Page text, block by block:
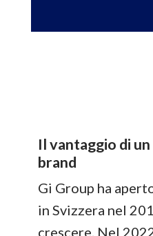
Il vantaggio di
brand
Gi Group ha
in Svizzera nel
crescere. Nel